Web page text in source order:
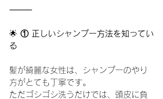
⸻
🌟 ① 正しいシャンプー方法を知ってい
る
髪が綺麗な女性は、シャンプーのやり
方がとても丁寧です。
ただゴシゴシ洗うだけでは、頭皮に負